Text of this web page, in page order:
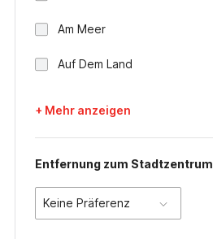
Am Meer
Auf Dem Land
+ Mehr anzeigen
Entfernung zum Stadtzentrum
Keine Präferenz